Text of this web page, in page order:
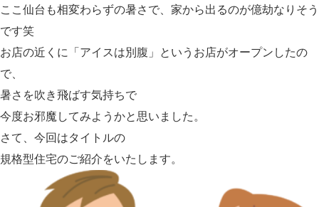
ここ仙台も相変わらずの暑さで、家から出るのが億劫なりそう
です笑
お店の近くに「アイスは別腹」というお店がオープンしたの
で、
暑さを吹き飛ばす気持ちで
今度お邪魔してみようかと思いました。
さて、今回はタイトルの
規格型住宅のご紹介をいたします。